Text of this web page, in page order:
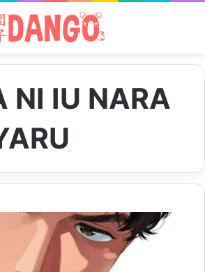
NI IU NARA